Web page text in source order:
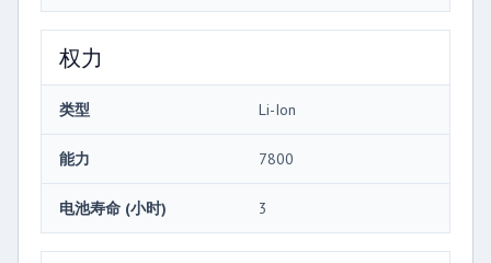
权力
类型 Li-Ion
能力 7800
电池寿命 (小时) 3